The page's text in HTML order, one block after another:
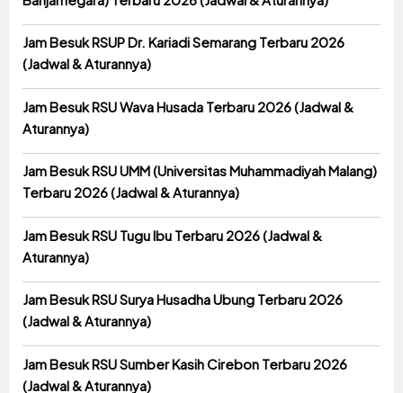
Jam Besuk RSUP Dr. Kariadi Semarang Terbaru 2026
(Jadwal & Aturannya)
Jam Besuk RSU Wava Husada Terbaru 2026 (Jadwal &
Aturannya)
Jam Besuk RSU UMM (Universitas Muhammadiyah Malang)
Terbaru 2026 (Jadwal & Aturannya)
Jam Besuk RSU Tugu Ibu Terbaru 2026 (Jadwal &
Aturannya)
Jam Besuk RSU Surya Husadha Ubung Terbaru 2026
(Jadwal & Aturannya)
Jam Besuk RSU Sumber Kasih Cirebon Terbaru 2026
(Jadwal & Aturannya)